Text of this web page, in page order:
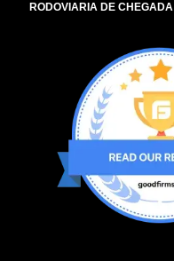
RODOVIARIA DE CHEGADA